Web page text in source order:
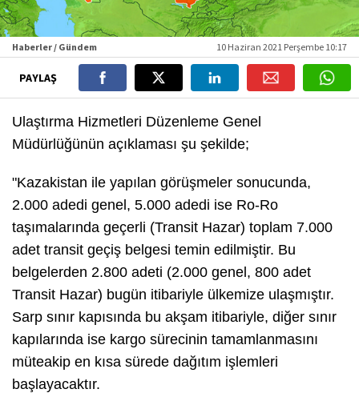
Haberler / Gündem 10 Haziran 2021 Perşembe 10:17
PAYLAŞ
Ulaştırma Hizmetleri Düzenleme Genel
Müdürlüğünün açıklaması şu şekilde;
"Kazakistan ile yapılan görüşmeler sonucunda,
2.000 adedi genel, 5.000 adedi ise Ro-Ro
taşımalarında geçerli (Transit Hazar) toplam 7.000
adet transit geçiş belgesi temin edilmiştir. Bu
belgelerden 2.800 adeti (2.000 genel, 800 adet
Transit Hazar) bugün itibariyle ülkemize ulaşmıştır.
Sarp sınır kapısında bu akşam itibariyle, diğer sınır
kapılarında ise kargo sürecinin tamamlanmasını
müteakip en kısa sürede dağıtım işlemleri
başlayacaktır.